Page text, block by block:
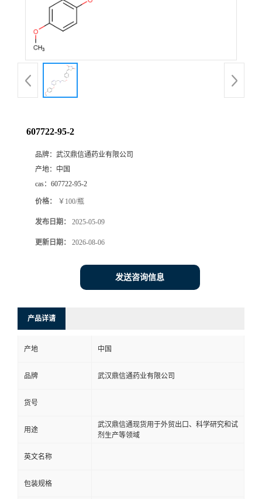
产
607722-95-2
品牌： 武汉鼎信通药业有限公司
产地： 中国
cas： 607722-95-2
价格： ￥100/瓶
发布日期： 2025-05-09
更新日期： 2026-08-06
发送咨询信息
产品详请
产地 中国
品牌 武汉鼎信通药业有限公司
货号
用途
武汉鼎信通现货用于外贸出口、科学研究和试
剂生产等领域
英文名称
包装规格